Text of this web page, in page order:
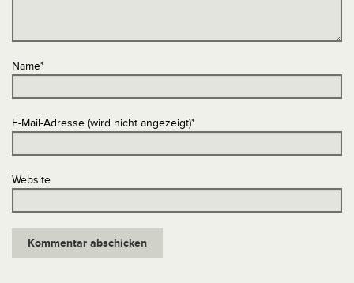
Name*
E-Mail-Adresse (wird nicht angezeigt)*
Website